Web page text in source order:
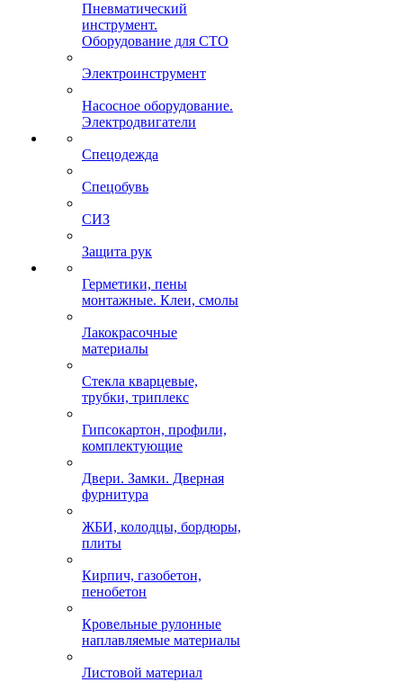
Пневматический
инструмент.
Оборудование для СТО
Электроинструмент
Насосное оборудование.
Электродвигатели
Спецодежда
Спецобувь
СИЗ
Защита рук
Герметики, пены
монтажные. Клеи, смолы
Лакокрасочные
материалы
Стекла кварцевые,
трубки, триплекс
Гипсокартон, профили,
комплектующие
Двери. Замки. Дверная
фурнитура
ЖБИ, колодцы, бордюры,
плиты
Кирпич, газобетон,
пенобетон
Кровельные рулонные
наплавляемые материалы
Листовой материал